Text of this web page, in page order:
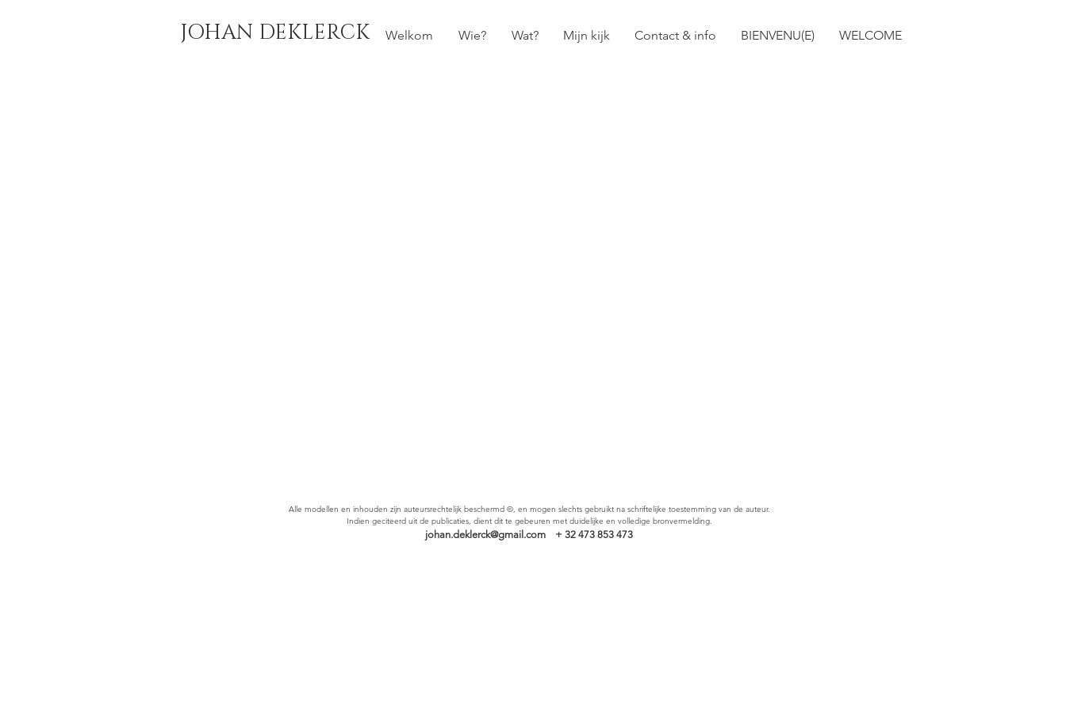
JOHAN DEKLERCK Welkom Wie? Wat? Mijn kijk Contact & info BIENVENU(E) WELCOME
Alle modellen en inhouden zijn auteursrechtelijk beschermd ©, en mogen slechts gebruikt na schriftelijke toestemming van de auteur.
Indien geciteerd uit de publicaties, dient dit te gebeuren met duidelijke en volledige bronvermelding.
johan.deklerck@gmail.com + 32 473 853 473